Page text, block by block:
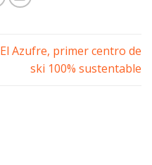
El Azufre, primer centro de
ski 100% sustentable